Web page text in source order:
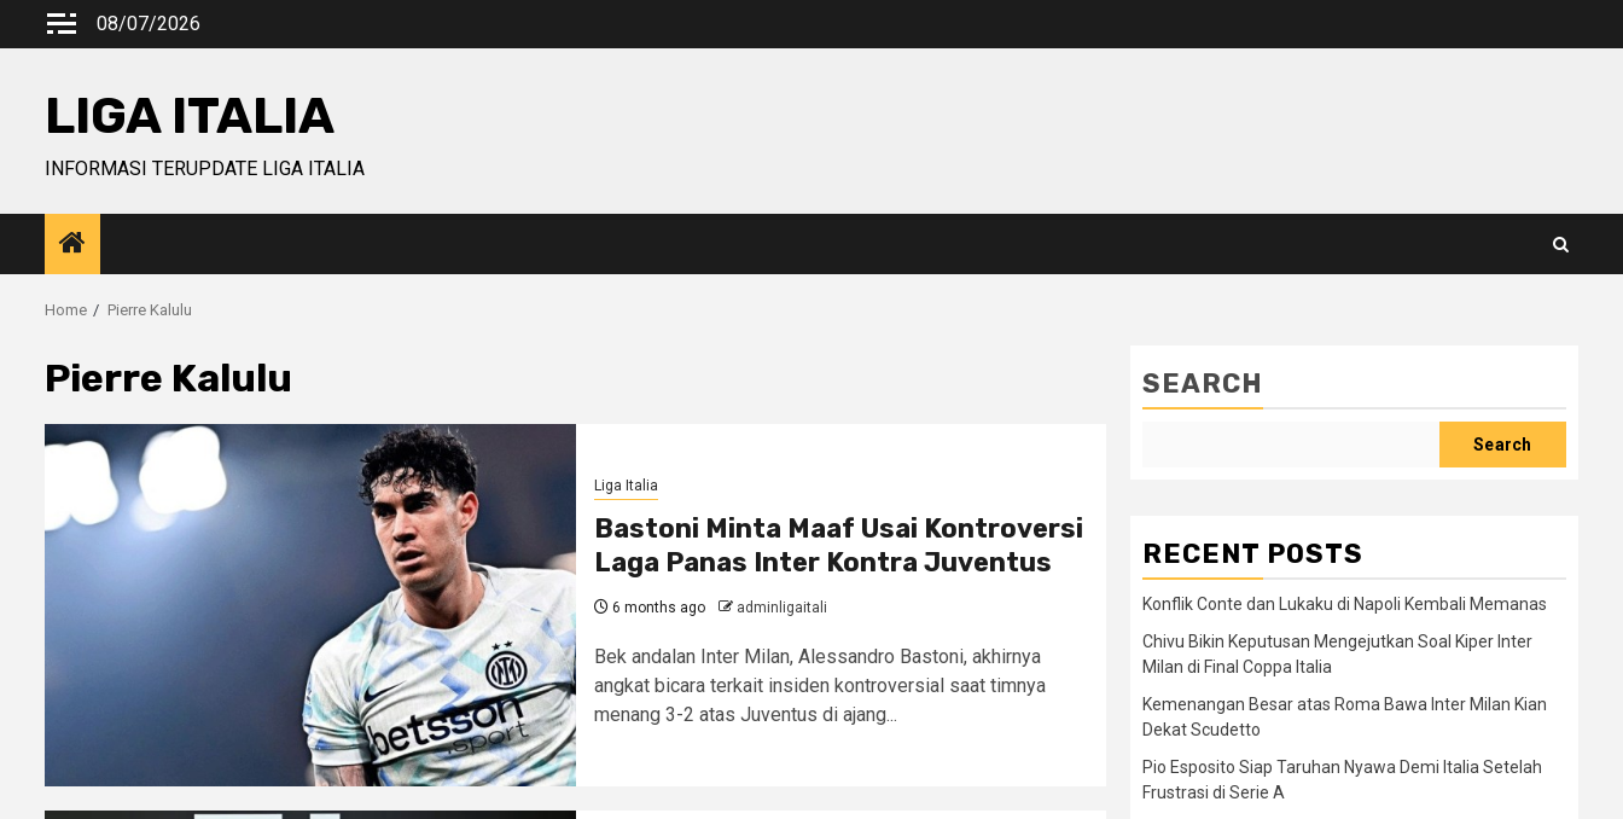
08/07/2026
LIGA ITALIA
INFORMASI TERUPDATE LIGA ITALIA
Home Pierre Kalulu
Pierre Kalulu
Liga Italia
Bastoni Minta Maaf Usai Kontroversi
Laga Panas Inter Kontra Juventus
6 months ago adminligaitali
Bek andalan Inter Milan, Alessandro Bastoni, akhirnya
angkat bicara terkait insiden kontroversial saat timnya
menang 3-2 atas Juventus di ajang...
SEARCH
Search
RECENT POSTS
Konflik Conte dan Lukaku di Napoli Kembali Memanas
Chivu Bikin Keputusan Mengejutkan Soal Kiper Inter
Milan di Final Coppa Italia
Kemenangan Besar atas Roma Bawa Inter Milan Kian
Dekat Scudetto
Pio Esposito Siap Taruhan Nyawa Demi Italia Setelah
Frustrasi di Serie A